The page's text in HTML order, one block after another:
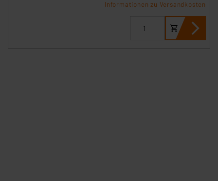
Informationen zu Versandkosten